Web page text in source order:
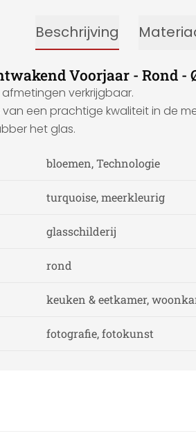
Beschrijving
Voorjaar - Rond -
verkrijgbaar.
een prachtige kwaliteit in de
het glas.
bloemen, Technologie
turquoise, meerkleurig
glasschilderij
rond
keuken & eetkamer,
fotografie, fotokunst